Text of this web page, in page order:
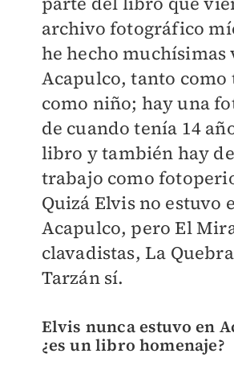
archivo fotográfico
he hecho muchísimas
Acapulco, tanto como
como niño; hay una
de cuando tenía 14
libro y también hay
trabajo como
Quizá Elvis no estuvo
Acapulco, pero El
clavadistas, La
Tarzán sí.
Elvis nunca estuvo en
¿es un libro homenaje?